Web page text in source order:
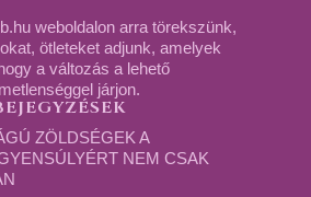
weboldalon arra törekszünk,
ötleteket adjunk, amelyek
a változás a lehető
járjon.
ZÖLDSÉGEK A
NEM CSAK